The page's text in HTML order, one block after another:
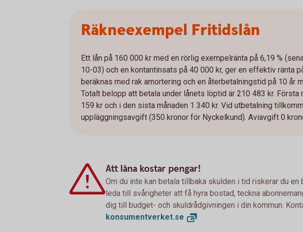
Räkneexempel Fritidslån
Ett lån på 160 000 kr med en rörlig exempelränta på 6,19 %
10-03) och en kontantinsats på 40 000 kr, ger en effektiv ränta
beräknas med rak amortering och en återbetalningstid på 10 år
Totalt belopp att betala under lånets löptid är 210 483 kr. Första
159 kr och i den sista månaden 1 340 kr. Vid utbetalning
uppläggningsavgift (350 kronor för Nyckelkund). Aviavgift 0
Att låna kostar pengar!
Om du inte kan betala tillbaka skulden i tid riskerar du en
leda till svårigheter att få hyra bostad, teckna
dig till budget- och skuldrådgivningen i din kommun.
konsumentverket.se